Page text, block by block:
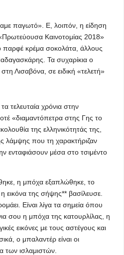
παγωτό». Ε, λοιπόν, η είδηση
Καινοτομίας 2018»
κρέμα σοκολάτα, άλλους
Τα συχαρίκια ο
Λισαβόνα, σε ειδική «τελετή»
τελευταία χρόνια στην
«διαμαντόπετρα στης Γης το
της ελληνικότητάς της,
λάμψης που τη χαρακτήριζαν
ενταφιάσουν μέσα στο τσιμέντο
η μπόχα εξαπλώθηκε, το
εικόνα της σήψης** βασίλευσε.
Είναι λίγα τα σημεία όπου
σου η μπόχα της κατουρλίλας, η
εικόνες με τους αστέγους και
ο μπαλαντέρ είναι οι
των ισλαμιστών.